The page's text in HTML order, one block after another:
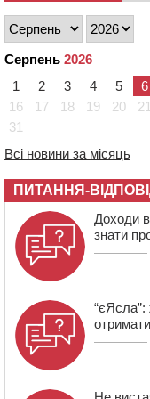
“відлетів” у
09:49 ДНК-
09:13
У Черкасах
відділенні
08:50
08:11 Вчителька зі
Teacher Prize
07:29 По 5 тисяч
оформити
Серпень 2026
1
2 3 4 5 6
16
17 18 19 20 21
31
Всі новини за місяць
ПИТАННЯ-
Доходи
знати